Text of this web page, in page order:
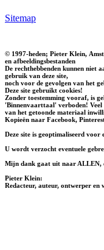
Sitemap
© 1997-heden; Pieter Klein,
en afbeeldingsbestanden
De rechthebbenden kunnen niet
gebruik van deze site,
noch voor de gevolgen van het
Deze site gebruikt cookies!
Zonder toestemming vooraf, is
'Binnenvaarttaal' verboden! Veel
van het getoonde materiaal
Kopieën naar Facebook,
Deze site is geoptimaliseerd
U wordt verzocht eventuele
Mijn dank gaat uit naar ALLEN,
Pieter Klein:
Redacteur, auteur, ontwerper en